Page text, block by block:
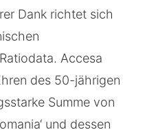
Dank richtet sich
Accesa
des 50-jährigen
Summe von
und dessen